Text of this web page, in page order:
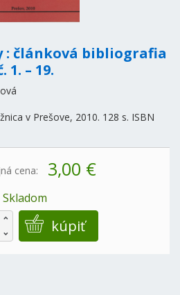
: článková bibliografia
1. – 19.
v Prešove, 2010. 128 s. ISBN
cena: 3,00 €
Skladom
+
-
+
-
kúpiť